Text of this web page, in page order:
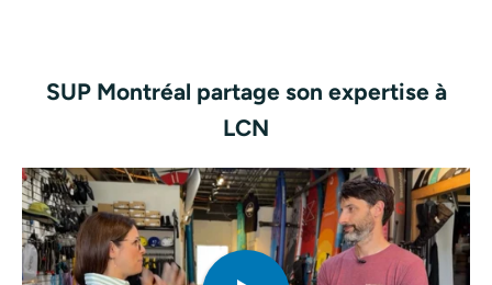
SUP Montréal partage son expertise à
LCN